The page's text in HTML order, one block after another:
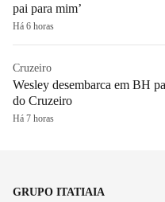
pai para mim’
Há 6 horas
Cruzeiro
Wesley desembarca em BH
do Cruzeiro
Há 7 horas
GRUPO ITATIAIA